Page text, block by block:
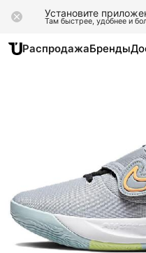
Установите
Там быстрее, удобнее и
РаспродажаБренды